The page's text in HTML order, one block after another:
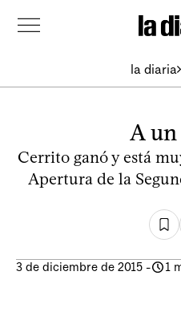
la diaria
A un
Cerrito ganó y está
Apertura de la
3 de diciembre de 2015 - 1